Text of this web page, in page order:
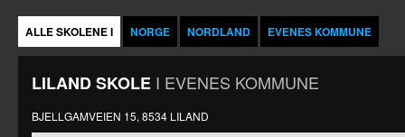
ALLE SKOLENE I NORGE NORDLAND EVENES KOMMUNE
LILAND SKOLE I EVENES KOMMUNE
BJELLGAMVEIEN 15, 8534 LILAND